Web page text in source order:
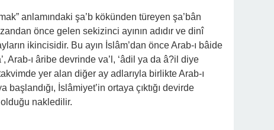
anlamındaki şa’b kökünden türeyen şa’bân
önce gelen sekizinci ayının adıdır ve dinî
ikincisidir. Bu ayın İslâm’dan önce Arab-ı bâide
Arab-ı âribe devrinde va’l, ‘âdil ya da â?il diye
yer alan diğer ay adlarıyla birlikte Arab-ı
İslâmiyet’in ortaya çıktığı devirde
nakledilir.